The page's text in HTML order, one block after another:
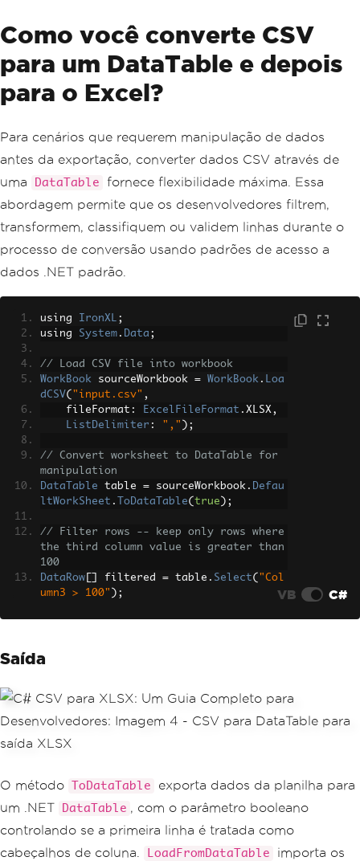
Como você converte CSV
para um DataTable e depois
para o Excel?
Para cenários que requerem manipulação de dados
antes da exportação, converter dados CSV através de
uma
DataTable
fornece flexibilidade máxima. Essa
abordagem permite que os desenvolvedores filtrem,
transformem, classifiquem ou validem linhas durante o
processo de conversão usando padrões de acesso a
dados .NET padrão.
using IronXL ;
using System . Data ;
// Load CSV file into workbook
WorkBook sourceWorkbook = WorkBook . Loa
dCSV( "input.csv" ,
    fileFormat
: ExcelFileFormat . XLSX,
ListDelimiter : "," );
// Convert worksheet to DataTable for
manipulation
DataTable table = sourceWorkbook . Defau
ltWorkSheet . ToDataTable( true );
// Filter rows -- keep only rows where
the third column value is greater than
100
DataRow
filtered = table . Select( "Col
umn3 > 100" );
WorkBook outputWorkbook = WorkBook. Cre
ate
ExcelFileFormat XLSX);
outputSheet
outputWorkboo
k.CreateWorkSheet
Excel
outputSheet. LoadFromDataTable(filtered
// Save the final XLSX file
VB C#
Saída
O método ToDataTable
exporta dados da planilha para
um .NET
DataTable , com o parâmetro booleano
controlando se a primeira linha é tratada como
cabeçalhos de coluna.
LoadFromDataTable
importa os